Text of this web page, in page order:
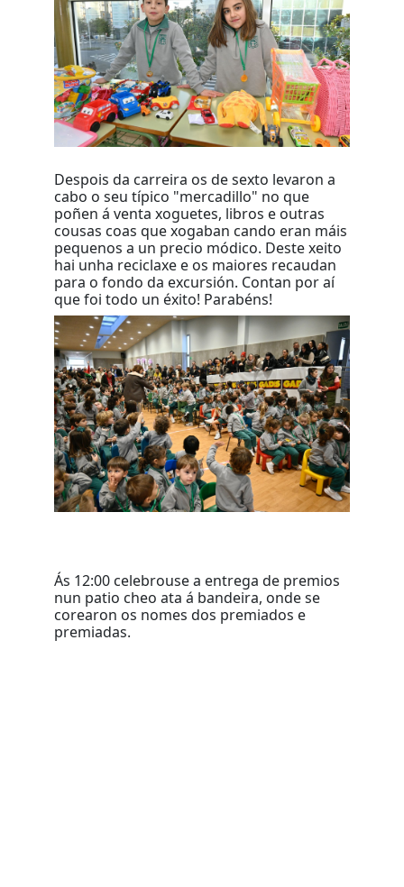
Despois da carreira os de sexto levaron a
cabo o seu típico "mercadillo" no que
poñen á venta xoguetes, libros e outras
cousas coas que xogaban cando eran máis
pequenos a un precio módico. Deste xeito
hai unha reciclaxe e os maiores recaudan
para o fondo da excursión. Contan por aí
que foi todo un éxito! Parabéns!
Ás 12:00 celebrouse a entrega de premios
nun patio cheo ata á bandeira, onde se
corearon os nomes dos premiados e
premiadas.